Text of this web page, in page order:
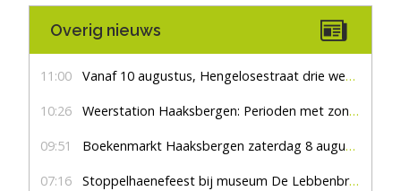
Overig nieuws
11:00 Vanaf 10 augustus, Hengelosestraat drie weken dicht voor doorgaand verkeer
10:26 Weerstation Haaksbergen: Perioden met zon en droog
09:51 Boekenmarkt Haaksbergen zaterdag 8 augustus, marktplein Haaksbergen
07:16 Stoppelhaenefeest bij museum De Lebbenbrugge